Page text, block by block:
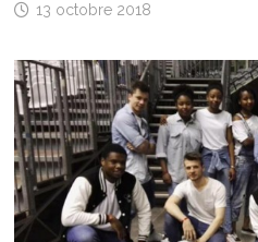
13 octobre 2018